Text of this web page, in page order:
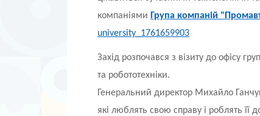
компаніями Група компаній
university_1761659903
Захід розпочався з візиту до офісу
та робототехніки.
Генеральний директор Михайло
які люблять свою справу і роблять її